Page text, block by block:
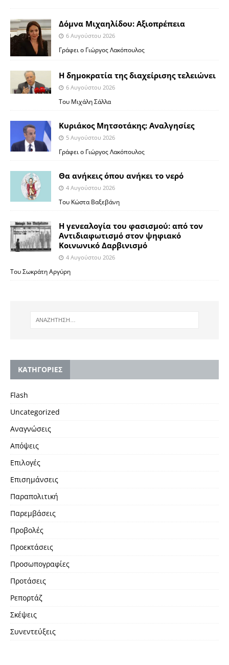
Δόμνα Μιχαηλίδου: Αξιοπρέπεια
6 Αυγούστου 2026
Γράφει ο Γιώργος Λακόπουλος
Η δημοκρατία της διαχείρισης τελειώνει
6 Αυγούστου 2026
Του Μιχάλη Σάλλα
Κυριάκος Μητσοτάκης: Αναλγησίες
5 Αυγούστου 2026
Γράφει ο Γιώργος Λακόπουλος
Θα ανήκεις όπου ανήκει το νερό
4 Αυγούστου 2026
Του Κώστα Βαξεβάνη
Η γενεαλογία του φασισμού: από τον
Αντιδιαφωτισμό στον ψηφιακό
Κοινωνικό Δαρβινισμό
4 Αυγούστου 2026
Του Σωκράτη Αργύρη
KΑΤΗΓΟΡΙΕΣ
Flash
Uncategorized
Αναγνώσεις
Απόψεις
Επιλογές
Επισημάνσεις
Παραπολιτική
Παρεμβάσεις
Προβολές
Προεκτάσεις
Προσωπογραφίες
Προτάσεις
Ρεπορτάζ
Σκέψεις
Συνεντεύξεις